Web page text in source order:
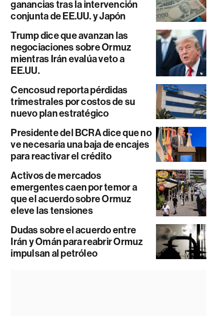
ganancias tras la intervención
conjunta de EE.UU. y Japón
Trump dice que avanzan las
negociaciones sobre Ormuz
mientras Irán evalúa veto a
EE.UU.
Cencosud reporta pérdidas
trimestrales por costos de su
nuevo plan estratégico
Presidente del BCRA dice que no
ve necesaria una baja de encajes
para reactivar el crédito
Activos de mercados
emergentes caen por temor a
que el acuerdo sobre Ormuz
eleve las tensiones
Dudas sobre el acuerdo entre
Irán y Omán para reabrir Ormuz
impulsan al petróleo